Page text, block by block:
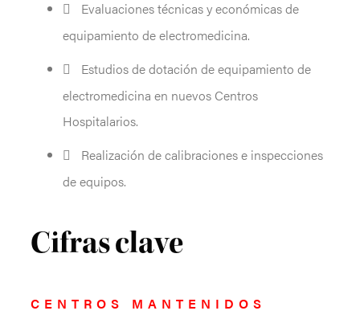
Evaluaciones técnicas y económicas de
equipamiento de electromedicina.
Estudios de dotación de equipamiento de
electromedicina en nuevos Centros
Hospitalarios.
Realización de calibraciones e inspecciones
de equipos.
Cifras clave
CENTROS MANTENIDOS